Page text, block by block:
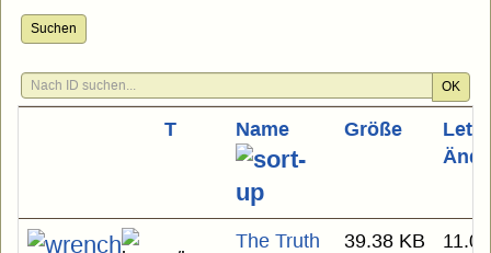
Suchen
OK
T Name Größe
The Truth
39.38 KB